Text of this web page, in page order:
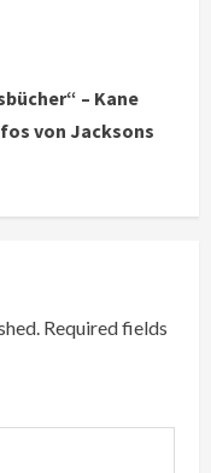
– Kane
von Jacksons
Required fields